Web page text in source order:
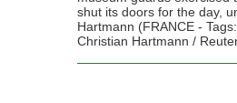
shut its doors for the day,
Hartmann (FRANCE -
Christian Hartmann /